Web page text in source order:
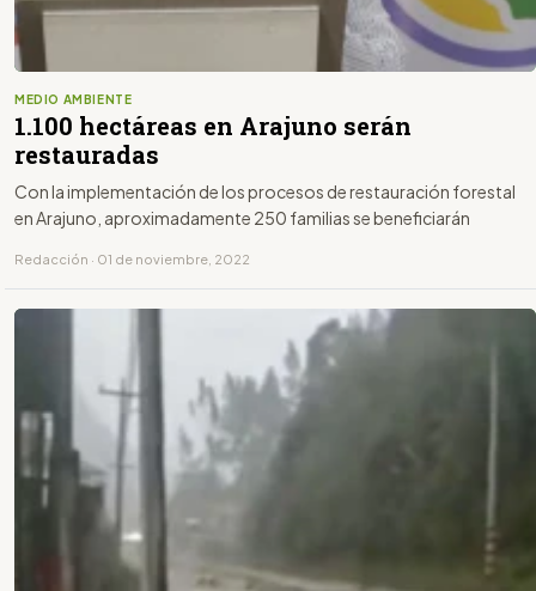
MEDIO AMBIENTE
1.100 hectáreas en Arajuno serán
restauradas
Con la implementación de los procesos de restauración forestal
en Arajuno, aproximadamente 250 familias se beneficiarán
Redacción · 01 de noviembre, 2022